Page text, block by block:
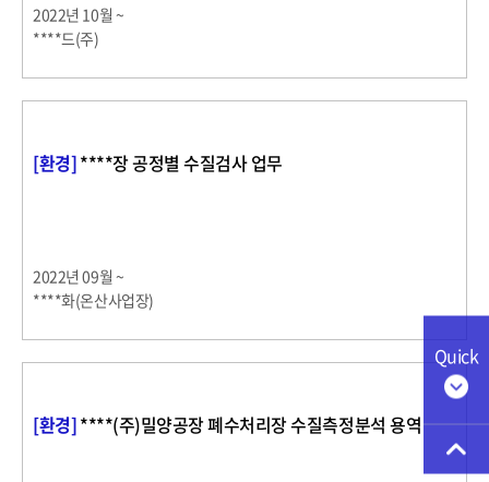
Quick
2022년 10월 ~
****드(주)
[환경]****장 공정별 수질검사 업무
2022년 09월 ~
****화(온산사업장)
[환경] ****(주)밀양공장 폐수처리장 수질측정분석 용역